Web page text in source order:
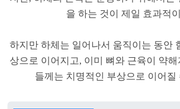
을 하는 것이 제일 효과적
하지만 하체는 일어나서 움직이는 동안
상으로 이어지고, 이미 뼈와 근육이 약해
들께는 치명적인 부상으로 이어질